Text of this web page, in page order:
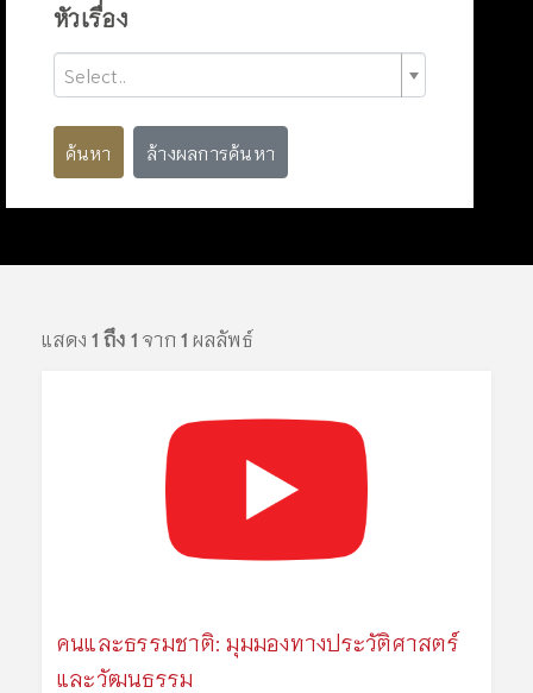
หัวเรื่อง
Select..
ค้นหา ล้างผลการค้นหา
แสดง1 ถึง 1จาก1 ผลลัพธ์
คนและธรรมชาติ: มุมมองทางประวัติศาสตร์
และวัฒนธรรม